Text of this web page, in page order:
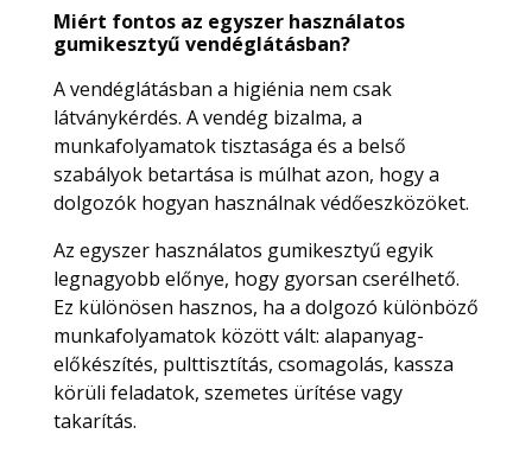
Miért fontos az egyszer használatos
gumikesztyű vendéglátásban?
A vendéglátásban a higiénia nem csak
látványkérdés. A vendég bizalma, a
munkafolyamatok tisztasága és a belső
szabályok betartása is múlhat azon, hogy a
dolgozók hogyan használnak védőeszközöket.
Az egyszer használatos gumikesztyű egyik
legnagyobb előnye, hogy gyorsan cserélhető.
Ez különösen hasznos, ha a dolgozó különböző
munkafolyamatok között vált: alapanyag-
előkészítés, pulttisztítás, csomagolás, kassza
körüli feladatok, szemetes ürítése vagy
takarítás.